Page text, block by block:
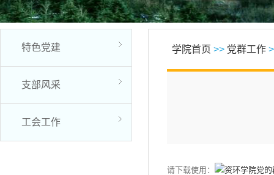
特色党建
支部风采
工会工作
学院首页 >> 党群工作
请下载使用： 资环学院党